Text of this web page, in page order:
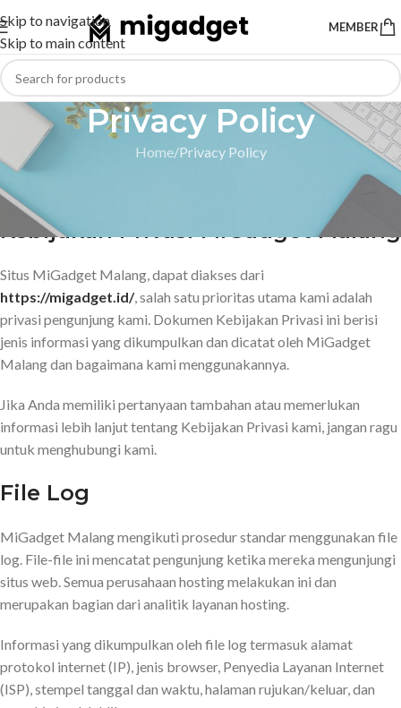
Skip to navigation
Skip to main content
MEMBER
Privacy Policy
Home Privacy Policy
Privacy Policy
Kebijakan Privasi MiGadget Malang
Situs MiGadget Malang, dapat diakses dari
https://migadget.id/, salah satu prioritas utama kami adalah
privasi pengunjung kami. Dokumen Kebijakan Privasi ini berisi
jenis informasi yang dikumpulkan dan dicatat oleh MiGadget
Malang dan bagaimana kami menggunakannya.
Jika Anda memiliki pertanyaan tambahan atau memerlukan
informasi lebih lanjut tentang Kebijakan Privasi kami, jangan ragu
untuk menghubungi kami.
File Log
MiGadget Malang mengikuti prosedur standar menggunakan file
log. File-file ini mencatat pengunjung ketika mereka mengunjungi
situs web. Semua perusahaan hosting melakukan ini dan
merupakan bagian dari analitik layanan hosting.
Informasi yang dikumpulkan oleh file log termasuk alamat
protokol internet (IP), jenis browser, Penyedia Layanan Internet
(ISP), stempel tanggal dan waktu, halaman rujukan/keluar, dan